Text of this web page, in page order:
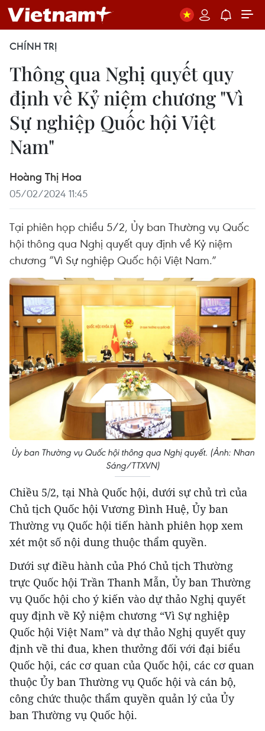
CHÍNH TRỊ
Thông qua Nghị quyết quy
định về Kỷ niệm chương "Vì
Sự nghiệp Quốc hội Việt
Nam"
Hoàng Thị Hoa
05/02/2024 11:45
Tại phiên họp chiều 5/2, Ủy ban Thường vụ Quốc
hội thông qua Nghị quyết quy định về Kỷ niệm
chương “Vì Sự nghiệp Quốc hội Việt Nam.”
Ủy ban Thường vụ Quốc hội thông qua Nghị quyết. (Ảnh: Nhan
Sáng/TTXVN)
Chiều 5/2, tại Nhà Quốc hội, dưới sự chủ trì của
Chủ tịch Quốc hội Vương Đình Huệ, Ủy ban
Thường vụ Quốc hội tiến hành phiên họp xem
xét một số nội dung thuộc thẩm quyền.
Dưới sự điều hành của Phó Chủ tịch Thường
trực Quốc hội Trần Thanh Mẫn, Ủy ban Thường
vụ Quốc hội cho ý kiến vào dự thảo Nghị quyết
quy định về Kỷ niệm chương “Vì Sự nghiệp
Quốc hội Việt Nam” và dự thảo Nghị quyết quy
định về thi đua, khen thưởng đối với đại biểu
Quốc hội, các cơ quan của Quốc hội, các cơ quan
thuộc Ủy ban Thường vụ Quốc hội và cán bộ,
công chức thuộc thẩm quyền quản lý của Ủy
ban Thường vụ Quốc hội.